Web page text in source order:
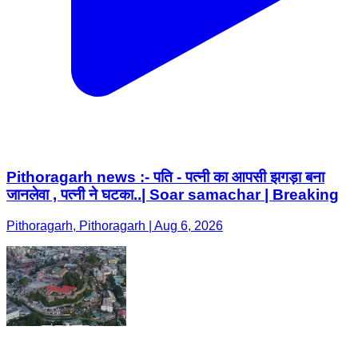
Pithoragarh news :- पति - पत्नी का आपसी झगड़ा बना
जानलेवा , पत्नी ने घटका..| Soar samachar | Breaking
Pithoragarh, Pithoragarh | Aug 6, 2026